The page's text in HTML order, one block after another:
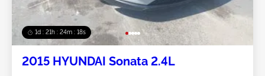
1d : 21h : 24m : 15s
2015 HYUNDAI Sonata 2.4L